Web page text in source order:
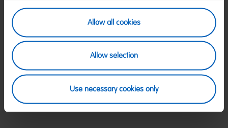
Allow all cookies
Allow selection
Use necessary cookies only
SICHERE ZAHLUNG
Rechnung, Visa, Mastercard
KOSTENLOSE LIEFERUNG
Ab 79 € nach Österreich
Wir sind Mo-Fr von 08-18:00 Uhr für dich da.
2641 300 1001oder über unserKontaktformular.